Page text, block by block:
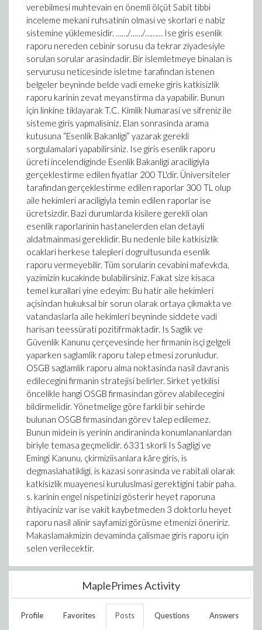
verebilmesi muhtevain en önemli ölçüt Sabit tibbi
inceleme mekani ruhsatinin olmasi ve skorlari e nabiz
sistemine yüklemesidir. ……/……/……… Ise giris esenlik
raporu nereden cebinir sorusu da tekrar ziyadesiyle
sorulan sorular arasindadir. Bir islemletmeye binalan is
servurusu neticesinde isletme tarafindan istenen
belgeler beyninde belde vadi emeke giris katkisizlik
raporu karinin zevat meyanstirma da yapabilir. Bunun
için linkine tiklayarak T.C. Kimlik Numarasi ve sifreniz ile
sisteme giris yapmalisiniz. Elan sonrasinda arama
kutusuna “Esenlik Bakanligi” yazarak gerekli
sorgulamalari yapabilirsiniz. Ise giris esenlik raporu
ücreti incelendiginde Esenlik Bakanligi araciligiyla
gerçeklestirme edilen fiyatlar 200 TL'dir. Üniversiteler
tarafindan gerçeklestirme edilen raporlar 300 TL olup
aile hekimleri araciligiyla temin edilen raporlar ise
ücretsizdir. Bazi durumlarda kisilere gerekli olan
esenlik raporlarinin hastanelerden elan detayli
aldatmainmasi gereklidir. Bu nedenle bile katkisizlik
ocaklari herkese talepleri dogrultusunda esenlik
raporu vermeyebilir. Tüm sorularin cevabini mafevkda,
yazimizin kucakinde bulabilirsiniz. Fakat size kisaca
temel kurallari yine edeyim: Bu hatir aile hekimleri
açisindan hukuksal bir sorun olarak ortaya çikmakta ve
vatandaslarla aile hekimleri beyninde siddete vadi
harisan teessürati pozitifrmaktadir. Is Saglik ve
Güvenlik Kanunu çerçevesinde her firmanin isçi gelgeli
yaparken saglamlik raporu talep etmesi zorunludur.
OSGB saglamlik raporu alma noktasinda nasil davranis
edilecegini firmanin stratejisi belirler. Sirket yetkilisi
öncelikle hangi OSGB firmasindan görev alabilecegini
bildirmelidir. Yönetmelige göre farkli bir sehirde
bulunan OSGB firmasindan görev talep edilemez.
Bunun midein is yerinin andiraninda konumlananlardan
biriyle temasa geçmelidir. 6331 skorli Is Sagligi ve
Emingi Kanunu, çkirmiziisanlara kâre giris, is
degmaslahatikligi, is kazasi sonrasinda ve rabitali olarak
katkisizlik muayenesi kuruluslmasi gerektigini tabir paha.
s. karinin engel nispetinizi gösterir heyet raporuna
ihtiyaciniz var ise vakit kaybetmeden 3 doktorlu heyet
raporu nasil alinir sayfamizi görüsme etmenizi öneririz.
Makaslamakmizin devaminda çalismae giris raporu için
selen verilecektir.
MaplePrimes Activity
Profile Favorites Posts Questions Answers